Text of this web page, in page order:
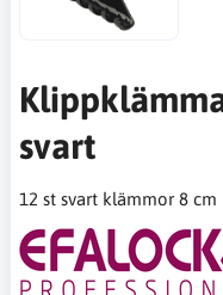
svart
12 st svart klämmor 8 cm